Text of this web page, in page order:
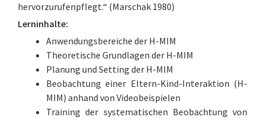
hervorzurufenpflegt.“ (Marschak 1980)
Lerninhalte:
Anwendungsbereiche der H-MIM
Theoretische Grundlagen der H-MIM
Planung und Setting der H-MIM
Beobachtung einer Eltern-Kind-Interaktion (H-
MIM) anhand von Videobeispielen
Training der systematischen Beobachtung von